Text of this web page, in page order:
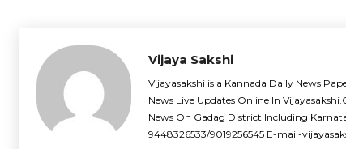
Vijaya Sakshi
Vijayasakshi is a Kannada Daily News
News Live Updates Online In
News On Gadag District Including
9448326533/9019256545 E-mail-